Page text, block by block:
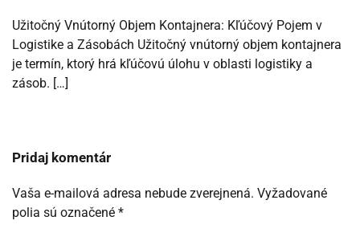
Užitočný Vnútorný Objem Kontajnera: Kľúčový Pojem v
Logistike a Zásobách Užitočný vnútorný objem kontajnera
je termín, ktorý hrá kľúčovú úlohu v oblasti logistiky a
zásob. […]
Pridaj komentár
Vaša e-mailová adresa nebude zverejnená. Vyžadované
polia sú označené *